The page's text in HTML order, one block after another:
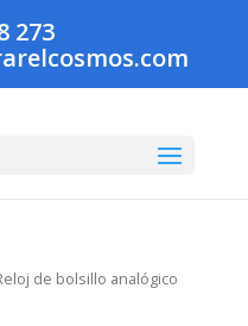
273
de bolsillo analógico